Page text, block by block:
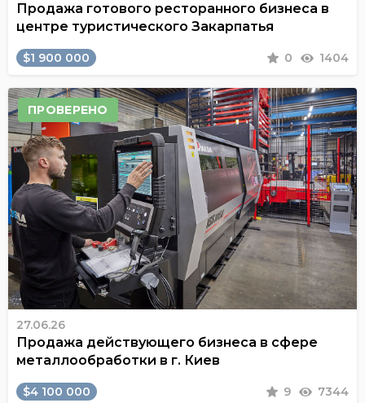
Продажа готового ресторанного бизнеса в
центре туристического Закарпатья
$1 900 000 0 1404
ПРОВЕРЕНО
27.06.26
Продажа действующего бизнеса в сфере
металлообработки в г. Киев
$4 100 000 9 7344